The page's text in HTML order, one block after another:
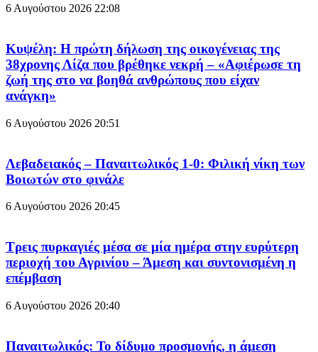
6 Αυγούστου 2026 22:08
Κυψέλη: Η πρώτη δήλωση της οικογένειας της
38χρονης Λίζα που βρέθηκε νεκρή – «Αφιέρωσε τη
ζωή της στο να βοηθά ανθρώπους που είχαν
ανάγκη»
6 Αυγούστου 2026 20:51
Λεβαδειακός – Παναιτωλικός 1-0: Φιλική νίκη των
Βοιωτών στο φινάλε
6 Αυγούστου 2026 20:45
Τρεις πυρκαγιές μέσα σε μία ημέρα στην ευρύτερη
περιοχή του Αγρινίου – Άμεση και συντονισμένη η
επέμβαση
6 Αυγούστου 2026 20:40
Παναιτωλικός: Το δίδυμο προσμονής, η άμεση